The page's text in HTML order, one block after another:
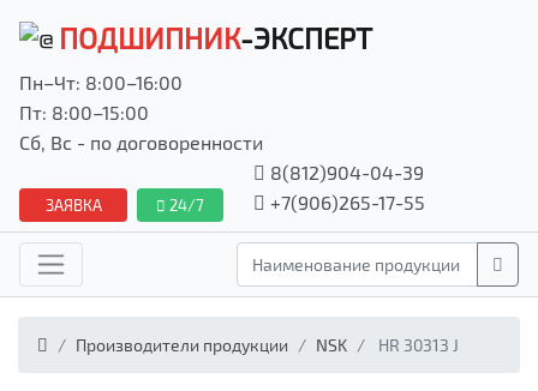
ПОДШИПНИК-ЭКСПЕРТ
Пн–Чт: 8:00–16:00
Пт: 8:00–15:00
Сб, Вс - по договоренности
ЗАЯВКА 24/7
8(812)904-04-39
+7(906)265-17-55
Производители продукции NSK HR 30313 J